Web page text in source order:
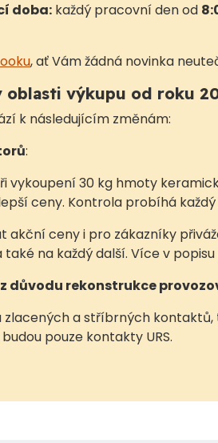
doba: každý pracovní den od
, ať Vám žádná novinka
oblasti výkupu od roku
k následujícím změnám:
:
vykoupení 30 kg hmoty
ceny. Kontrola probíhá
akční ceny i pro zákazníky
na každý další. Více v
důvodu rekonstrukce
zlacených a stříbrných
pouze kontakty URS.